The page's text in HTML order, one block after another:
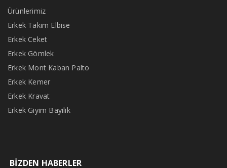
Ürünlerimiz
Erkek Takım Elbise
Erkek Ceket
Erkek Gömlek
Erkek Mont Kaban Palto
Erkek Kemer
Erkek Kravat
Erkek Giyim Bayilik
BİZDEN HABERLER